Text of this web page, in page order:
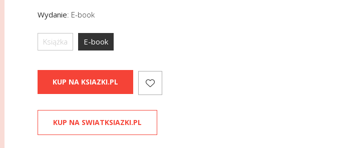
Wydanie: E-book
Książka E-book
KUP NA KSIAZKI.PL
KUP NA SWIATKSIAZKI.PL